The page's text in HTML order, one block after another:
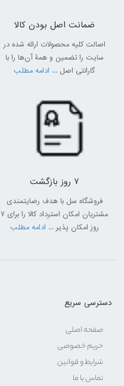
ضمانت اصل بودن کالا
اصالت کلیه محصولات ارائه شده در
سایت را تضمین و همۀ آن‌ها را با
گارانتی اصل ... ادامه مطلب
7 روز بازگشت
فروشگاه سل با هدف رضایتمندی
مشتریان امکان استرداد کالا را برای 7
روز امکان پذیر... ادامه مطلب
دسترسی سریع
صفحه اصلی
حریم خصوصی
شرایط و قوانین
تماس با ما